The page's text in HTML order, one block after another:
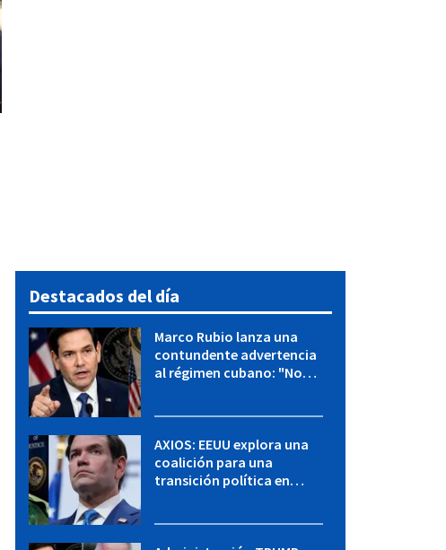
Destacados del día
Marco Rubio lanza una
contundente advertencia
al régimen cubano: "No
AXIOS: EEUU explora una
coalición para una
transición política en